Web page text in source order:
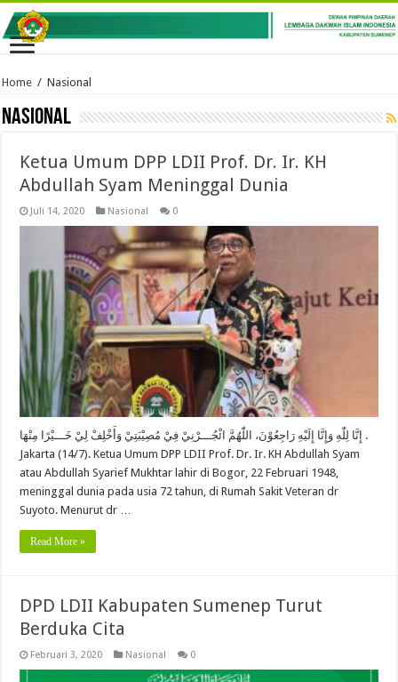
Home / Nasional
Nasional
Ketua Umum DPP LDII Prof. Dr. Ir. KH
Abdullah Syam Meninggal Dunia
Juli 14, 2020 Nasional 0
إِنَّا لِلّٰهِ وَإِنَّا إِلَيْهِ رَاجِعُوْنَ، اللّٰهُمَّ ائْجُـــرْنِيْ فِيْ مُصِيْبَتِيْ وَأَخْلِفْ لِيْ خَـــيْرًا مِنْهَا .
Jakarta (14/7). Ketua Umum DPP LDII Prof. Dr. Ir. KH Abdullah Syam
atau Abdullah Syarief Mukhtar lahir di Bogor, 22 Februari 1948,
meninggal dunia pada usia 72 tahun, di Rumah Sakit Veteran dr
Suyoto. Menurut dr …
Read More »
DPD LDII Kabupaten Sumenep Turut
Berduka Cita
Februari 3, 2020 Nasional 0